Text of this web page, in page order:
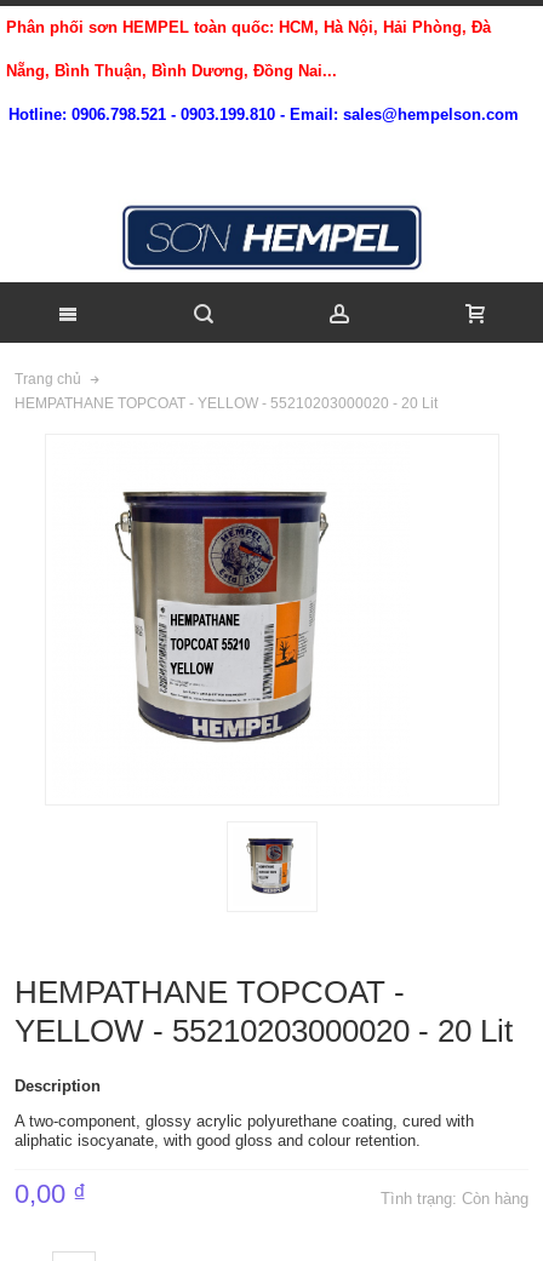
Phân phối sơn HEMPEL toàn quốc: HCM, Hà Nội, Hải Phòng, Đà
Nẵng, Bình Thuận, Bình Dương, Đồng Nai...
Hotline: 0906.798.521 - 0903.199.810 - Email: sales@hempelson.com
Trang chủ
HEMPATHANE TOPCOAT - YELLOW - 55210203000020 - 20 Lit
HEMPATHANE TOPCOAT -
YELLOW - 55210203000020 - 20 Lit
Description
A two-component, glossy acrylic polyurethane coating, cured with
aliphatic isocyanate, with good gloss and colour retention.
Tình trạng: Còn hàng
0,00 ₫